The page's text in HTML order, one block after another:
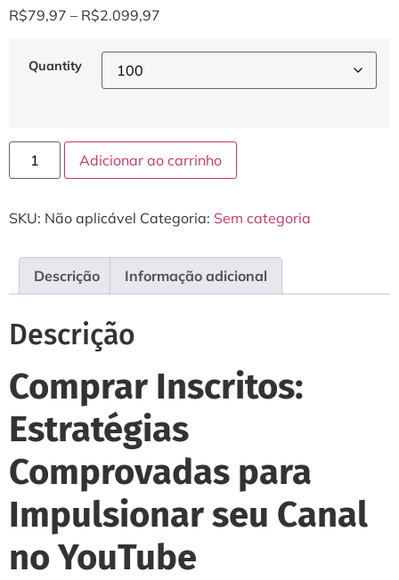
R$79,97 – R$2.099,97
Quantity
Adicionar ao carrinho
SKU: Não aplicável Categoria: Sem categoria
Descrição Informação adicional
Descrição
Comprar Inscritos:
Estratégias
Comprovadas para
Impulsionar seu Canal
no YouTube